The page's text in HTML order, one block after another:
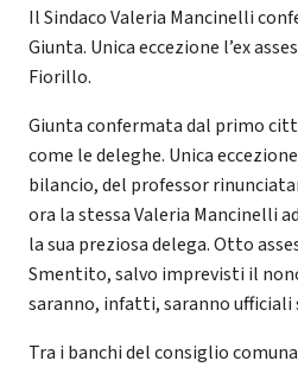
Il Sindaco Valeria Mancinelli
Giunta. Unica eccezione l’ex
Fiorillo.
Giunta confermata dal primo
come le deleghe. Unica
bilancio, del professor
ora la stessa Valeria Mancinelli
la sua preziosa delega. Otto
Smentito, salvo imprevisti il
saranno, infatti, saranno ufficiali
Tra i banchi del consiglio